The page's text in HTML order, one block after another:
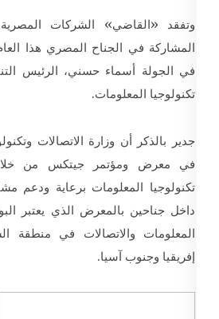
وتفقد «القاضي» الشركات
المشاركة في الجناح المصري هذا
في الجولة أسماء حسني، الرئيس
تكنولوجيا المعلومات.
جدير بالذكر أن وزارة الاتصالات
في معرض ومؤتمر جيتكس من
داخل جناحين بالمعرض الذي يعتبر
المعلومات والاتصالات في منطقة
إفريقيا وجنوب آسيا.